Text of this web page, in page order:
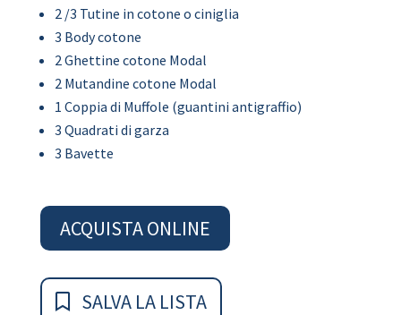
2 /3 Tutine in cotone o ciniglia
3 Body cotone
2 Ghettine cotone Modal
2 Mutandine cotone Modal
1 Coppia di Muffole (guantini antigraffio)
3 Quadrati di garza
3 Bavette
ACQUISTA ONLINE
SALVA LA LISTA